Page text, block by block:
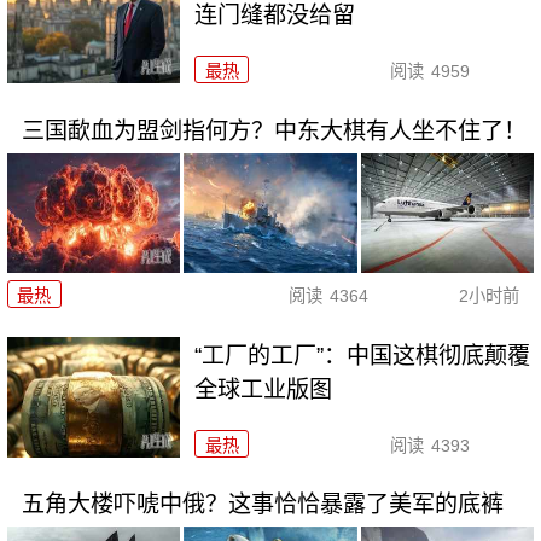
连门缝都没给留
最热 阅读 4959
三国歃血为盟剑指何方？中东大棋有人坐不住了！
最热 阅读 4364 2小时前
“工厂的工厂”：中国这棋彻底颠覆
全球工业版图
最热 阅读 4393
五角大楼吓唬中俄？这事恰恰暴露了美军的底裤